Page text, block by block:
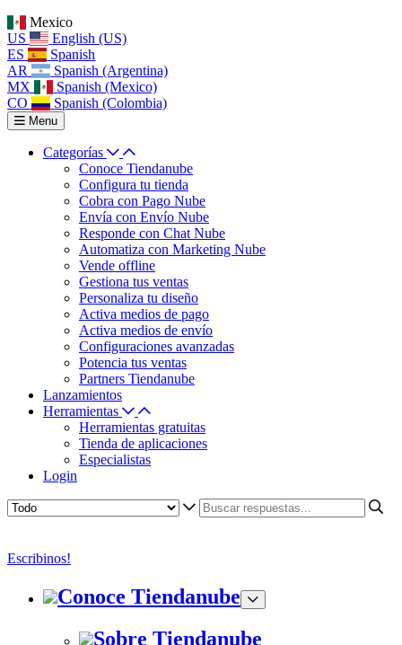
Mexico
US
English (US)
ES
Spanish
AR
Spanish (Argentina)
MX
Spanish (Mexico)
CO
Spanish (Colombia)
Menu
Categorías
Conoce Tiendanube
Configura tu tienda
Cobra con Pago Nube
Envía con Envío Nube
Responde con Chat Nube
Automatiza con Marketing Nube
Vende offline
Gestiona tus ventas
Personaliza tu diseño
Activa medios de pago
Activa medios de envío
Configuraciones avanzadas
Potencia tus ventas
Partners Tiendanube
Lanzamientos
Herramientas
Herramientas gratuitas
Tienda de aplicaciones
Especialistas
Login
Escribinos!
Conoce Tiendanube
Sobre Tiendanube